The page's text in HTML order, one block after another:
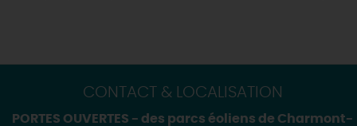
CONTACT & LOCALISATION
PORTES OUVERTES - des parcs éoliens de Charmont-